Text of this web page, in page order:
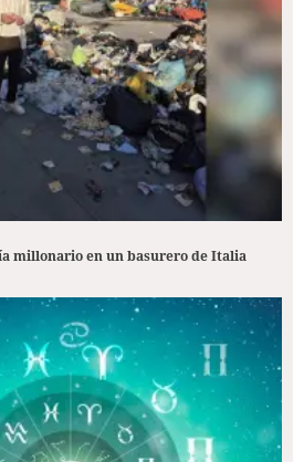
millonario en un basurero de Italia